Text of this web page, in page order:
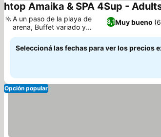
htop Amaika & SPA 4Sup -
8,1Muy bueno
A un paso de la playa de
arena, Buffet variado y
delicioso
Seleccioná las fechas para ver los precios
Opción popular